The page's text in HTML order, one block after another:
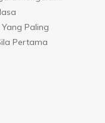
Paling
Pertama